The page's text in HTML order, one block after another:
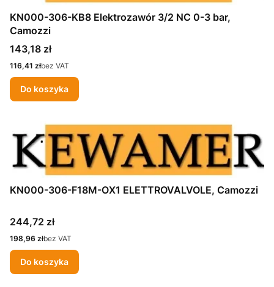
KN000-306-KB8 Elektrozawór 3/2 NC 0-3 bar,
Camozzi
Cena
143,18 zł
Cena
116,41 złbez VAT
Do koszyka
KN000-306-F18M-OX1 ELETTROVALVOLE, Camozzi
Cena
244,72 zł
Cena
198,96 złbez VAT
Do koszyka